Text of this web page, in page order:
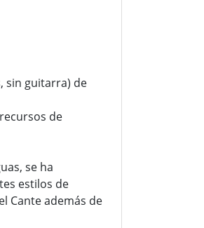
sin guitarra) de
de
se ha
estilos de
Cante además de